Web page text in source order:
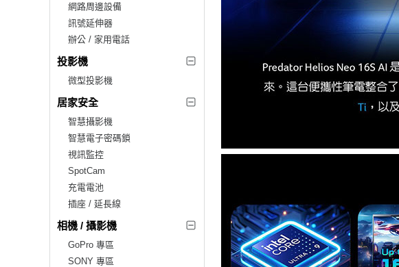
網路周邊設備
訊號延伸器
辦公 / 家用電話
投影機
微型投影機
居家安全
智慧攝影機
智慧電子密碼鎖
視訊監控
SpotCam
充電電池
插座 / 延長線
相機 / 攝影機
GoPro 專區
SONY 專區